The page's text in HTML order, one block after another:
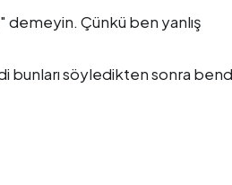
demeyin. Çünkü ben yanlış
bunları söyledikten sonra